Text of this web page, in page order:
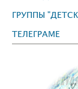
ГРУППЫ
ТЕЛЕГРАМЕ